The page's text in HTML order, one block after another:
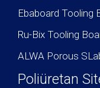
Ebaboard Tooling
Ru-Bix Tooling
ALWA Porous
Poliüretan